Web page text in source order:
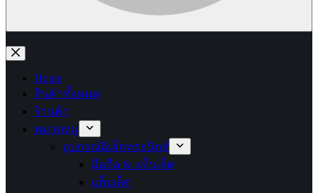
No
results
Home
สินค้าทั้งหมด
ร้านค้า
หมวดหมู่
อุปกรณ์อิเล็กทรอนิกส์
มือถือ & แท็บเล็ต
แท็บเล็ต